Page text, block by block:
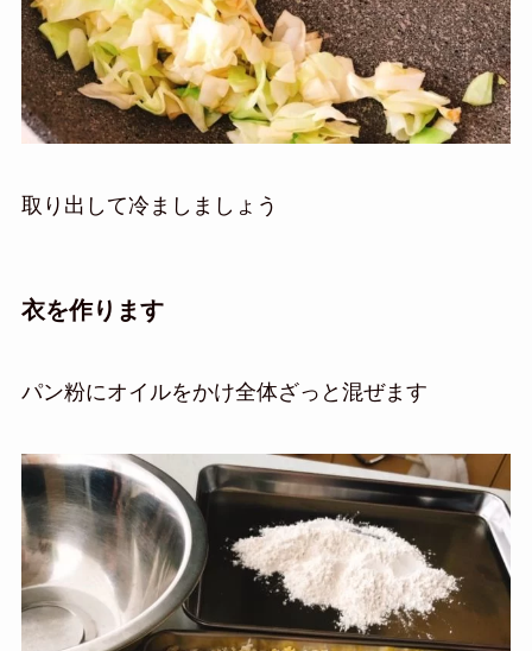
取り出して冷ましましょう
衣を作ります
パン粉にオイルをかけ全体ざっと混ぜます